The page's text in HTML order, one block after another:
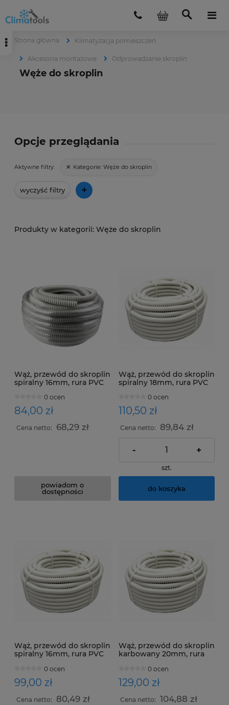
Strona główna Klimatyzacja pomieszczeń
Akcesoria montażowe Odprowadzanie skroplin
Węże do skroplin
Opcje przeglądania
Aktywne filtry: Kategorie: Węże do skroplin
wyczyść filtry +
Węże do skroplin
Wąż, przewód do skroplin
spiralny 16mm, rura PVC
0 ocen
84,00 zł
Cena netto: 68,29 zł
powiadom o
dostępności
Wąż, przewód do skroplin
spiralny 18mm, rura PVC
wewnątrz0 ocen
110,50 zł
Cena netto: 89,84 zł
- +
szt.
do koszyka
Wąż, przewód do skroplin
spiralny 16mm, rura PVC
wewnątrz0 ocen
99,00 zł
Cena netto: 80,49 zł
Wąż, przewód do skroplin
karbowany 20mm, rura
wewnątrz0 ocen
129,00 zł
Cena netto: 104,88 zł